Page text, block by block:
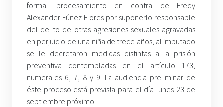
formal procesamiento en contra de Fredy
Alexander Fúnez Flores por suponerlo responsable
del delito de otras agresiones sexuales agravadas
en perjuicio de una niña de trece años, al imputado
se le decretaron medidas distintas a la prisión
preventiva contempladas en el artículo 173,
numerales 6, 7, 8 y 9. La audiencia preliminar de
éste proceso está prevista para el día lunes 23 de
septiembre próximo.